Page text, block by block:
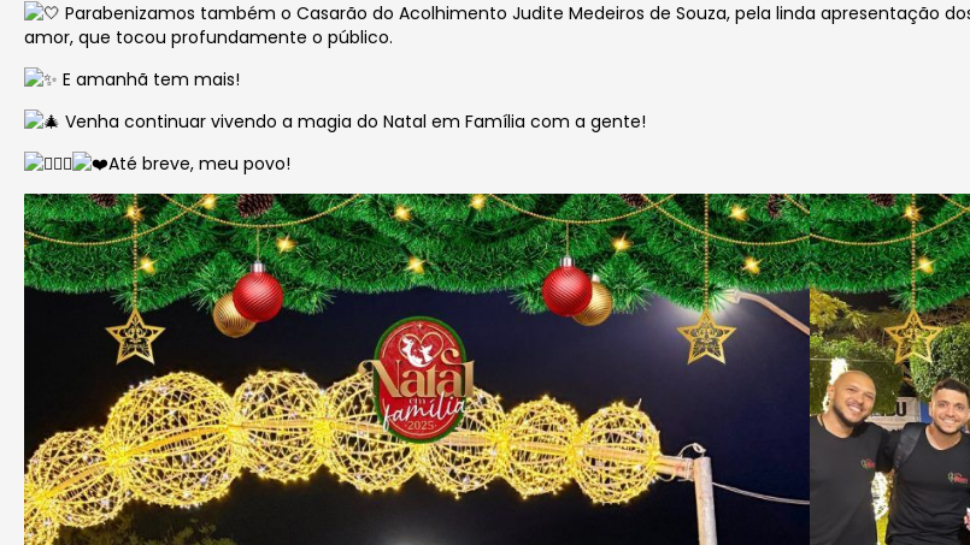
Parabenizamos também o Casarão do Acolhimento Judite Medeiros de Souza, pela linda apresentação
amor, que tocou profundamente o público.
E amanhã tem mais!
Venha continuar vivendo a magia do Natal em Família com a gente!
Até breve, meu povo!